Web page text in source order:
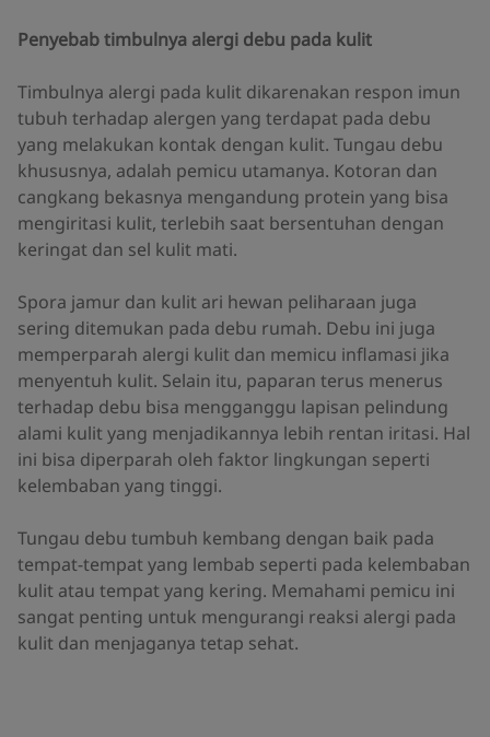
Penyebab timbulnya alergi debu pada kulit
Timbulnya alergi pada kulit dikarenakan respon imun
tubuh terhadap alergen yang terdapat pada debu
yang melakukan kontak dengan kulit. Tungau debu
khususnya, adalah pemicu utamanya. Kotoran dan
cangkang bekasnya mengandung protein yang bisa
mengiritasi kulit, terlebih saat bersentuhan dengan
keringat dan sel kulit mati.
Spora jamur dan kulit ari hewan peliharaan juga
sering ditemukan pada debu rumah. Debu ini juga
memperparah alergi kulit dan memicu inflamasi jika
menyentuh kulit. Selain itu, paparan terus menerus
terhadap debu bisa mengganggu lapisan pelindung
alami kulit yang menjadikannya lebih rentan iritasi. Hal
ini bisa diperparah oleh faktor lingkungan seperti
kelembaban yang tinggi.
Tungau debu tumbuh kembang dengan baik pada
tempat-tempat yang lembab seperti pada kelembaban
kulit atau tempat yang kering. Memahami pemicu ini
sangat penting untuk mengurangi reaksi alergi pada
kulit dan menjaganya tetap sehat.